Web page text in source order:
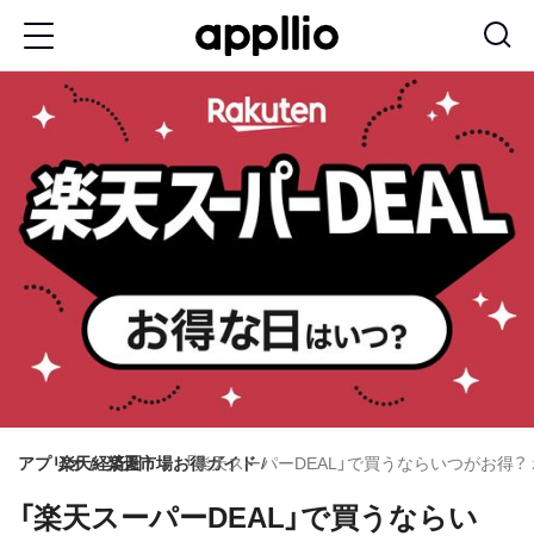
ツ
アプリオ楽天経済圏楽天市場お得ガイド「楽天スーパーDEAL」で買うならいつがお得
「楽天スーパーDEAL」で買うならい